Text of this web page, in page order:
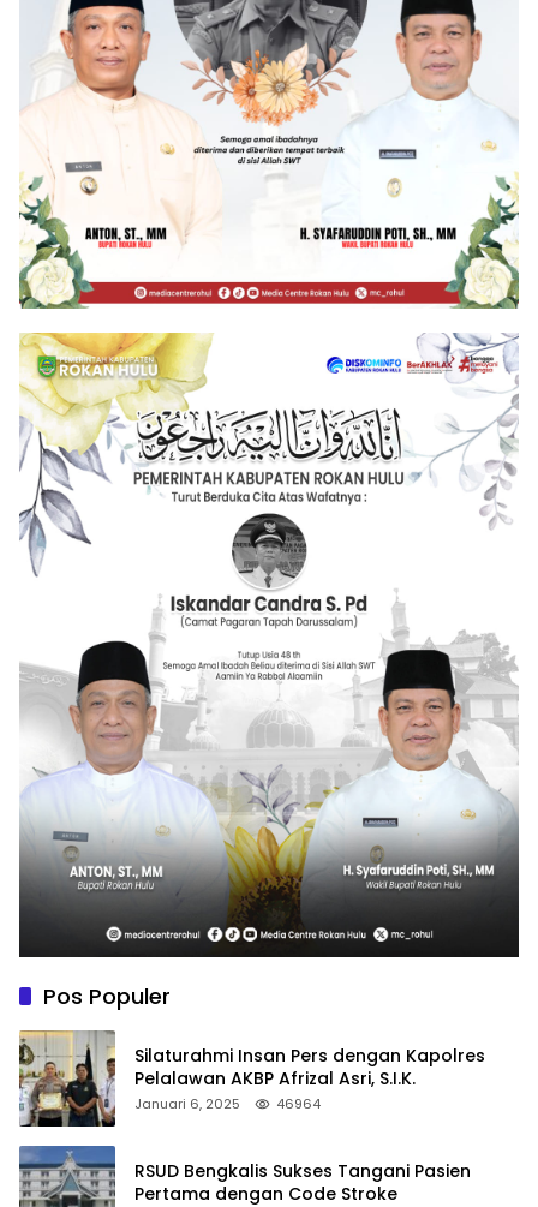
Pos Populer
Silaturahmi Insan Pers dengan Kapolres
Pelalawan AKBP Afrizal Asri, S.I.K.
Januari 6, 2025 46964
RSUD Bengkalis Sukses Tangani Pasien
Pertama dengan Code Stroke